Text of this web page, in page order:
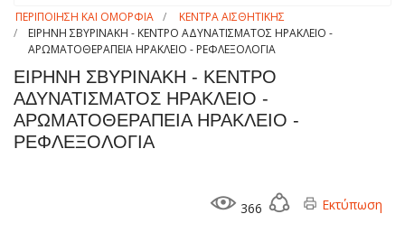
ΠΕΡΙΠΟΙΗΣΗ ΚΑΙ ΟΜΟΡΦΙΑ
ΚΕΝΤΡΑ ΑΙΣΘΗΤΙΚΗΣ
ΕΙΡΗΝΗ ΣΒΥΡΙΝΑΚΗ - ΚΕΝΤΡΟ ΑΔΥΝΑΤΙΣΜΑΤΟΣ ΗΡΑΚΛΕΙΟ -
ΑΡΩΜΑΤΟΘΕΡΑΠΕΙΑ ΗΡΑΚΛΕΙΟ - ΡΕΦΛΕΞΟΛΟΓΙΑ
ΕΙΡΗΝΗ ΣΒΥΡΙΝΑΚΗ - ΚΕΝΤΡΟ
ΑΔΥΝΑΤΙΣΜΑΤΟΣ ΗΡΑΚΛΕΙΟ -
ΑΡΩΜΑΤΟΘΕΡΑΠΕΙΑ ΗΡΑΚΛΕΙΟ -
ΡΕΦΛΕΞΟΛΟΓΙΑ
366 Εκτύπωση